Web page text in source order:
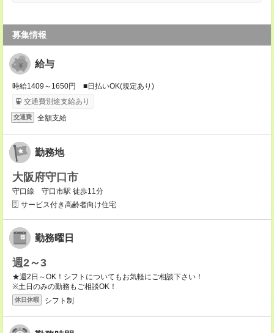
募集情報
給与
時給1409～1650円 ■日払いOK(規定あり)
交通費別途支給あり
交通費 全額支給
勤務地
大阪府守口市
守口線 守口市駅 徒歩11分
サービス付き高齢者向け住宅
勤務曜日
週2～3
★週2日～OK！シフトについてもお気軽にご相談下さい！
※土日のみの勤務もご相談OK！
休日休暇 シフト制